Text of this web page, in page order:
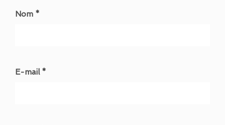
Nom *
E-mail *